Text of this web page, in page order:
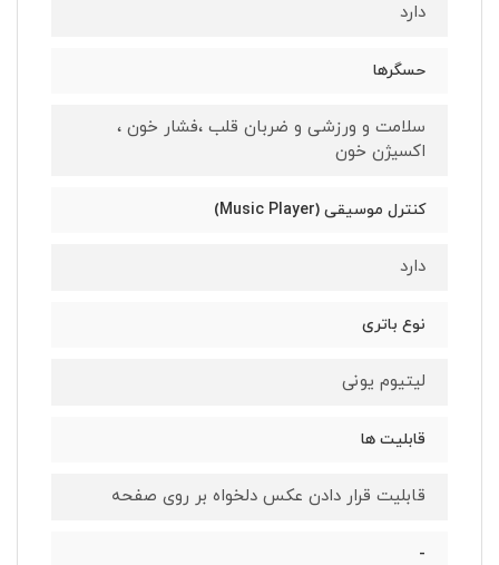
دارد
حسگرها
سلامت و ورزشی و ضربان قلب ،فشار خون ،
اکسیژن خون
کنترل موسیقی (Music Player)
دارد
نوع باتری
لیتیوم یونی
قابلیت ها
قابلیت قرار دادن عکس دلخواه بر روی صفحه
-